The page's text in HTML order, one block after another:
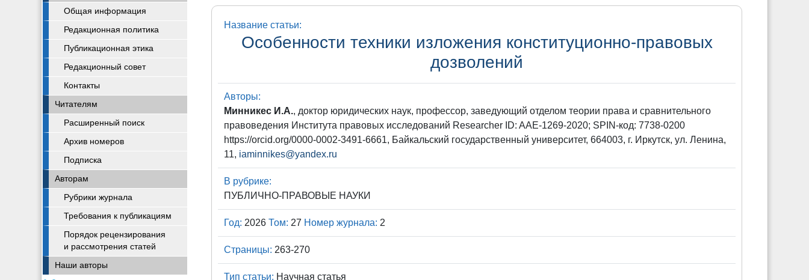
Общая информация
Редакционная политика
Публикационная этика
Редакционный совет
Контакты
Читателям
Расширенный поиск
Архив номеров
Подписка
Авторам
Рубрики журнала
Требования к публикациям
Порядок рецензирования
и рассмотрения статей
Наши авторы
Название статьи:
Особенности техники изложения конституционно-правовых
дозволений
Авторы:
Минникес И.А., доктор юридических наук, профессор, заведующий отделом теории права и сравнительного
правоведения Института правовых исследований Researcher ID: AAE-1269-2020; SPIN-код: 7738-0200
https://orcid.org/0000-0002-3491-6661, Байкальский государственный университет, 664003, г. Иркутск, ул. Ленина,
11, iaminnikes@yandex.ru
В рубрике:
ПУБЛИЧНО-ПРАВОВЫЕ НАУКИ
Год: 2026Том: 27 Номер журнала: 2
Страницы: 263-270
Тип статьи: Научная статья